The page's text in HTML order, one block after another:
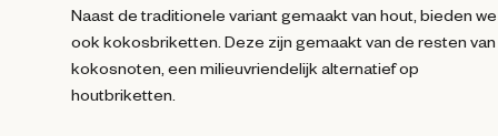
Naast de traditionele variant gemaakt van hout, bieden we
ook kokosbriketten. Deze zijn gemaakt van de resten van
kokosnoten, een milieuvriendelijk alternatief op
houtbriketten.